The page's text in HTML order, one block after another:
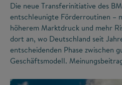
Die neue Transferinitiative des
entschleunigte Förderroutinen –
höherem Marktdruck und mehr
dort an, wo Deutschland seit
entscheidenden Phase zwischen
Geschäftsmodell.